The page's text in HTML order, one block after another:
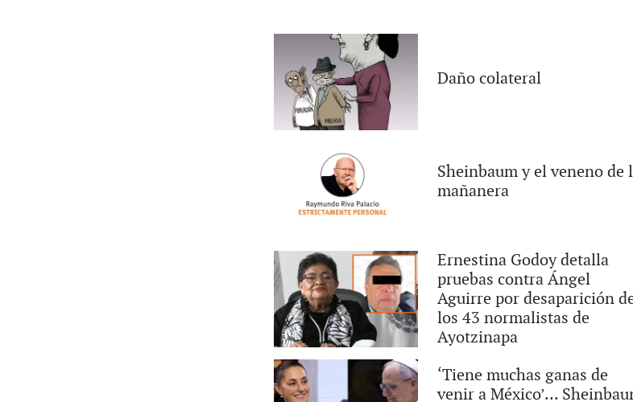
Daño colateral
Sheinbaum y el veneno de
mañanera
Ernestina Godoy detalla
pruebas contra Ángel
Aguirre por desaparición
los 43 normalistas de
Ayotzinapa
‘Tiene muchas ganas de
venir a México’...